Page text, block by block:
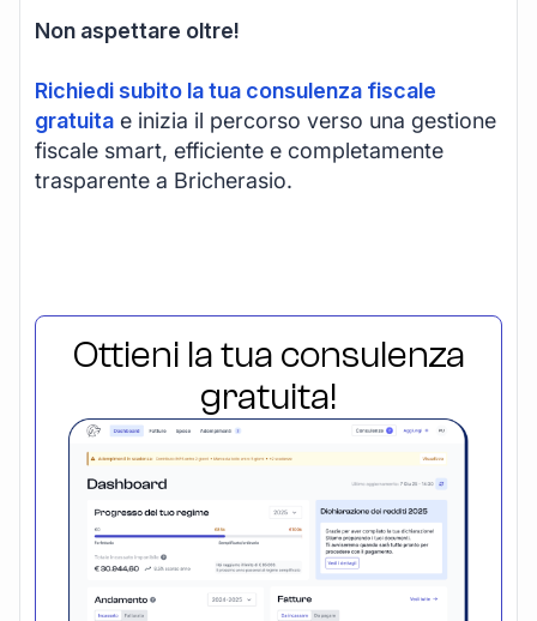
Non aspettare oltre!
Richiedi subito la tua consulenza fiscale
gratuita e inizia il percorso verso una gestione
fiscale smart, efficiente e completamente
trasparente a Bricherasio.
Ottieni la tua consulenza
gratuita!